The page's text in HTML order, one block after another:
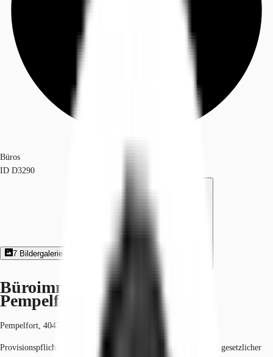
Ihre Ansprechpartner
Büros
ID D3290
7 Bildergalerie
Grundriss
Büroimmobilie - Düsseldorf,
Pempelfort - D3290
Pempelfort, 40477, Düsseldorf, Nordrhein-Westfalen
Provisionspflichtig: bei Anmietung 3 Netto-Monatsmieten zzgl. gesetzlicher